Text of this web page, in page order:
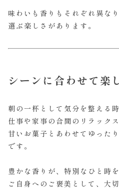
味わいも香りもそれぞれ異な
選ぶ楽しさがあります。
シーンに合わせて楽
朝の一杯として気分を整える時
仕事や家事の合間のリラックス
甘いお菓子とあわせてゆった
です。
豊かな香りが、特別なひと時
ご自身へのご褒美として、大